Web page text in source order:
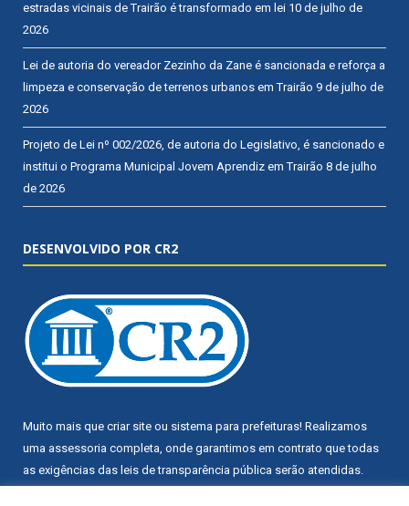
estradas vicinais de Trairão é transformado em lei 10 de julho de
2026
Lei de autoria do vereador Zezinho da Zane é sancionada e reforça a
limpeza e conservação de terrenos urbanos em Trairão 9 de julho de
2026
Projeto de Lei nº 002/2026, de autoria do Legislativo, é sancionado e
institui o Programa Municipal Jovem Aprendiz em Trairão 8 de julho
de 2026
DESENVOLVIDO POR CR2
Muito mais que criar site ou sistema para prefeituras! Realizamos
uma assessoria completa, onde garantimos em contrato que todas
as exigências das leis de transparência pública serão atendidas.